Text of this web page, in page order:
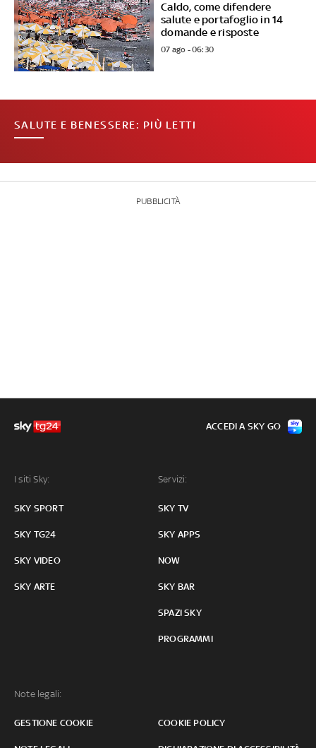
Caldo, come difendere
salute e portafoglio in 14
domande e risposte
07 ago - 06:30
SALUTE E BENESSERE: PIÙ LETTI
PUBBLICITÀ
I siti Sky:
SKY SPORT
SKY TG24
SKY VIDEO
SKY ARTE
Servizi:
SKY TV
SKY APPS
NOW
SKY BAR
SPAZI SKY
PROGRAMMI
Note legali:
GESTIONE COOKIE COOKIE POLICY
ACCEDI A SKY GO